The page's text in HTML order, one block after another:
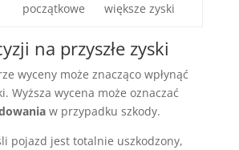
początkowe
większe zyski
na przyszłe zyski
wyceny może znacząco wpłynąć
Wyższa wycena może oznaczać
w przypadku szkody.
pojazd jest totalnie uszkodzony,